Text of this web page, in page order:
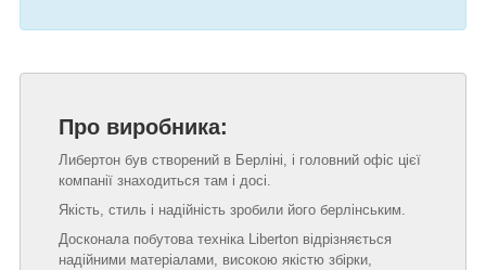
Про виробника:
Либертон був створений в Берліні, і головний офіс цієї
компанії знаходиться там і досі.
Якість, стиль і надійність зробили його берлінським.
Досконала побутова техніка Liberton відрізняється
надійними матеріалами, високою якістю збірки,